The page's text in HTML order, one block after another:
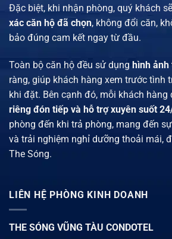
Đặc biệt, khi nhận phòng, quý khách sẽ
xác căn hộ đã chọn, không đổi căn,
bảo đúng cam kết ngay từ đầu.
Toàn bộ căn hộ đều sử dụng hình ảnh
ràng, giúp khách hàng xem trước tình
khi đặt. Bên cạnh đó, mỗi khách hàng
riêng đón tiếp và hỗ trợ xuyên suốt
phòng đến khi trả phòng, mang đến
và trải nghiệm nghỉ dưỡng thoải mái,
The Sóng.
LIÊN HỆ PHÒNG KINH DOANH
THE SÓNG VŨNG TÀU CONDOTEL